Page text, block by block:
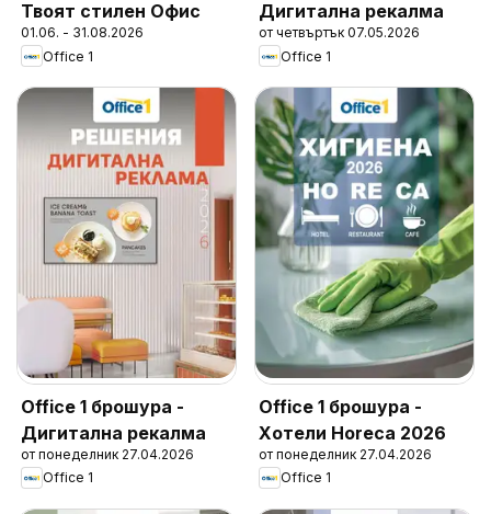
Твоят стилен Офис
01.06. - 31.08.2026
Office 1
Дигитална рекалма
от четвъртък 07.05.2026
Office 1
Office 1 брошура -
Дигитална рекалма
от понеделник 27.04.2026
Office 1
Office 1 брошура -
Хотели Horeca 2026
от понеделник 27.04.2026
Office 1